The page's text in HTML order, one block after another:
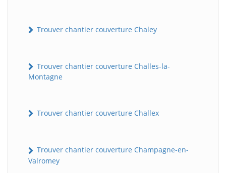
Trouver chantier couverture Chaley
Trouver chantier couverture Challes-la-
Montagne
Trouver chantier couverture Challex
Trouver chantier couverture Champagne-en-
Valromey